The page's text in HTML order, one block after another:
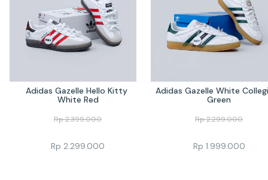
Adidas Gazelle Hello Kitty
White Red
Rp2.399.000
Rp 2.299.000
Adidas Gazelle White
Green
Rp2.299.000
Rp 1.999.000